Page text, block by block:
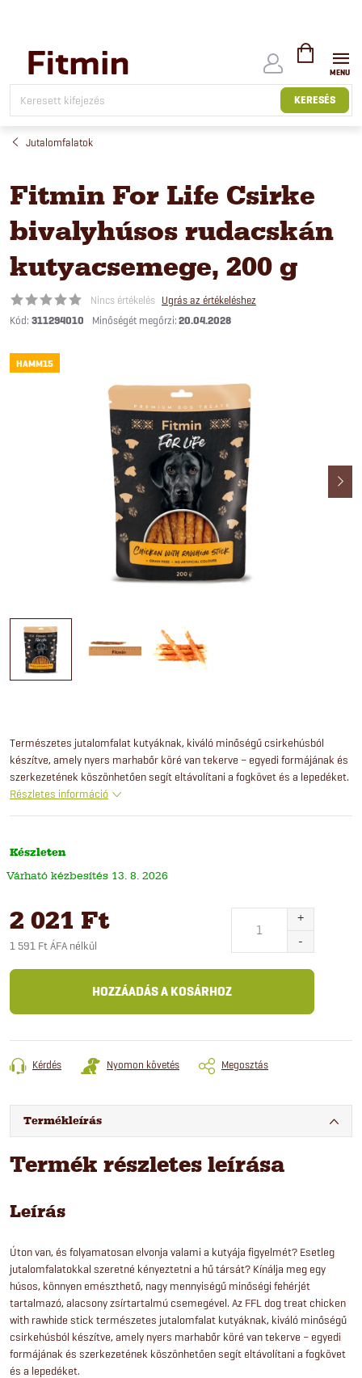
tartalomhoz
KERESÉS
KOSÁR
Jutalomfalatok
Fitmin For Life Csirke
bivalyhúsos rudacskán
kutyacsemege, 200 g
Nincs értékelés Ugrás az értékeléshez
Kód: 311294010 20.04.2028
HAMM15
Természetes jutalomfalat kutyáknak, kiváló minőségű csirkehúsból
készítve, amely nyers marhabőr köré van tekerve – egyedi formájának és
szerkezetének köszönhetően segít eltávolítani a fogkövet és a lepedéket.
Részletes információ
Készleten
13. 8. 2026
2 021 Ft
1 591 Ft ÁFA nélkül
HOZZÁADÁS A KOSÁRHOZ
Kérdés Nyomon követés Megosztás
Termékleírás
Termék részletes leírása
Leírás
Úton van, és folyamatosan elvonja valami a kutyája figyelmét? Esetleg
jutalomfalatokkal szeretné kényeztetni a hű társát? Kínálja meg egy
húsos, könnyen emészthető, nagy mennyiségű minőségi fehérjét
tartalmazó, alacsony zsírtartalmú csemegével. Az FFL dog treat chicken
with rawhide stick természetes jutalomfalat kutyáknak, kiváló minőségű
csirkehúsból készítve, amely nyers marhabőr köré van tekerve – egyedi
formájának és szerkezetének köszönhetően segít eltávolítani a fogkövet
és a lepedéket.